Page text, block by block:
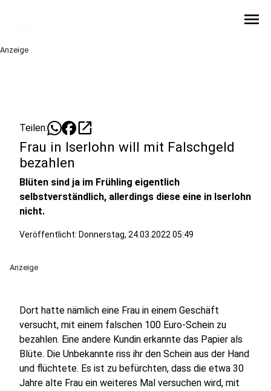
menu
Anzeige
Teilen: open_in_new
Frau in Iserlohn will mit Falschgeld
bezahlen
Blüten sind ja im Frühling eigentlich
selbstverständlich, allerdings diese eine in Iserlohn
nicht.
Veröffentlicht: Donnerstag, 24.03.2022 05:49
Anzeige
Dort hatte nämlich eine Frau in einem Geschäft
versucht, mit einem falschen 100 Euro-Schein zu
bezahlen. Eine andere Kundin erkannte das Papier als
Blüte. Die Unbekannte riss ihr den Schein aus der Hand
und flüchtete. Es ist zu befürchten, dass die etwa 30
Jahre alte Frau ein weiteres Mal versuchen wird, mit